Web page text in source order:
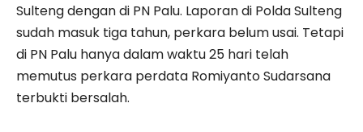
Sulteng dengan di PN Palu. Laporan di Polda Sulteng
sudah masuk tiga tahun, perkara belum usai. Tetapi
di PN Palu hanya dalam waktu 25 hari telah
memutus perkara perdata Romiyanto Sudarsana
terbukti bersalah.